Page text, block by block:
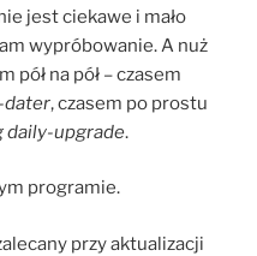
jest ciekawe i mało
wypróbowanie. A nuż
pół na pół – czasem
dater, czasem po prostu
daily-upgrade.
programie.
przy aktualizacji